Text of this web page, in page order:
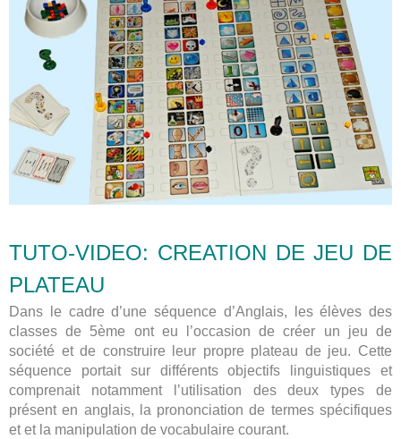
TUTO-VIDEO: CREATION DE JEU DE
PLATEAU
Dans le cadre d’une séquence d’Anglais, les élèves des
classes de 5ème ont eu l’occasion de créer un jeu de
société et de construire leur propre plateau de jeu. Cette
séquence portait sur différents objectifs linguistiques et
comprenait notamment l’utilisation des deux types de
présent en anglais, la prononciation de termes spécifiques
et et la manipulation de vocabulaire courant.